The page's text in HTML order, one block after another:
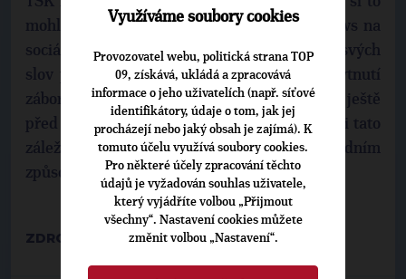
mohl ověřit před tím, než začal šířit fake news na
sociálních sítích,“ sdělil primátor. Hřib podle svých
slov předpokládá, že šlo o standardní poskytnutí
záboru, který podle něj navíc fakticky nastal ještě
před podpisem smlouvy. „Předpokládám, že i tato
záležitost bude prověřena a vyřešena standardním
způsobem,“ dodal Hřib.
ZDROJ: BLESK.CZ
Využíváme soubory cookies
Provozovatel webu, politická strana TOP
09, získává, ukládá a zpracovává
informace o jeho uživatelích (např. síťové
identifikátory, údaje o tom, jak jej
procházejí nebo jaký obsah je zajímá). K
tomuto účelu využívá soubory cookies.
Pro některé účely zpracování těchto
údajů je vyžadován souhlas uživatele,
který vyjádříte volbou „Přijmout
všechny“. Nastavení cookies můžete
změnit volbou „Nastavení“.